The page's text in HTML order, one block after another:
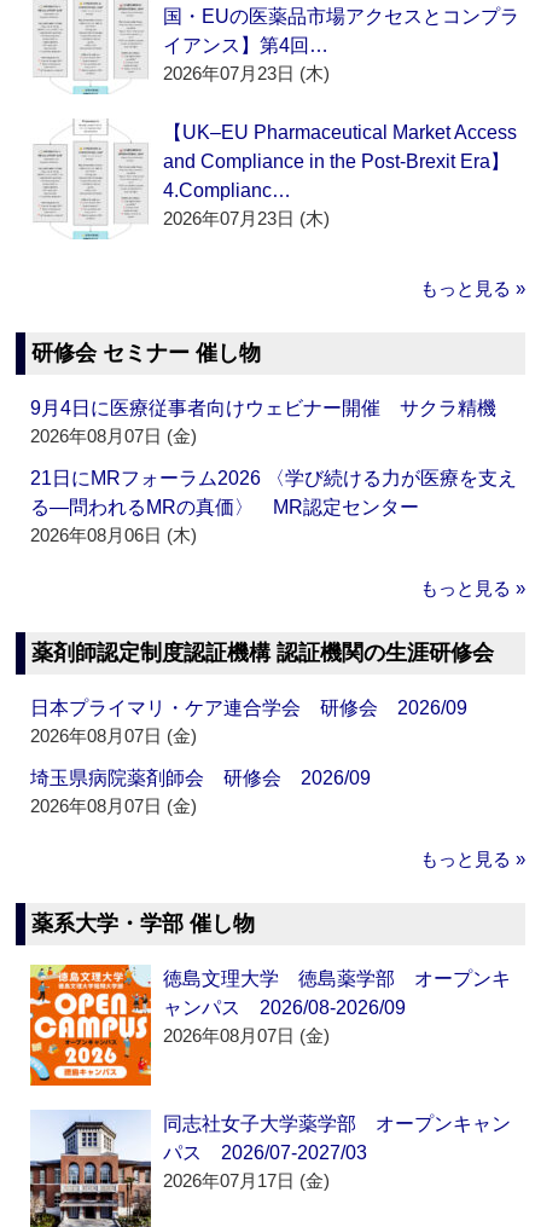
国・EUの医薬品市場アクセスとコンプラ
イアンス】第4回…
2026年07月23日 (木)
【UK–EU Pharmaceutical Market Access
and Compliance in the Post-Brexit Era】
4.Complianc…
2026年07月23日 (木)
もっと見る »
研修会 セミナー 催し物
9月4日に医療従事者向けウェビナー開催 サクラ精機
2026年08月07日 (金)
21日にMRフォーラム2026 〈学び続ける力が医療を支え
る―問われるMRの真価〉 MR認定センター
2026年08月06日 (木)
もっと見る »
薬剤師認定制度認証機構 認証機関の生涯研修会
日本プライマリ・ケア連合学会 研修会 2026/09
2026年08月07日 (金)
埼玉県病院薬剤師会 研修会 2026/09
2026年08月07日 (金)
もっと見る »
薬系大学・学部 催し物
徳島文理大学 徳島薬学部 オープンキ
ャンパス 2026/08-2026/09
2026年08月07日 (金)
同志社女子大学薬学部 オープンキャン
パス 2026/07-2027/03
2026年07月17日 (金)